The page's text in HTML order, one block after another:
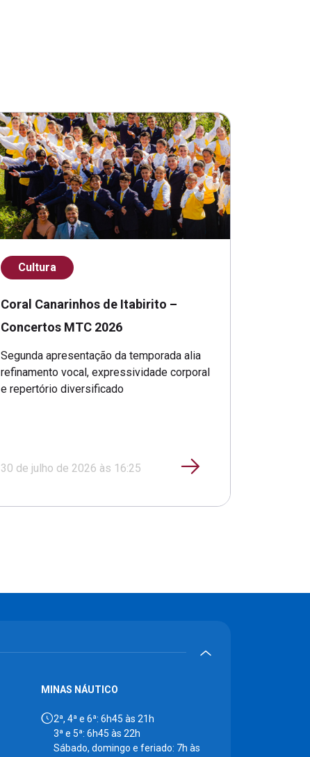
Cultura
Coral Canarinhos de Itabirito –
Concertos MTC 2026
Segunda apresentação da temporada alia
refinamento vocal, expressividade corporal
e repertório diversificado
30 de julho de 2026 às 16:25
MINAS NÁUTICO
2ª, 4ª e 6ª: 6h45 às 21h
3ª e 5ª: 6h45 às 22h
Sábado, domingo e feriado: 7h às